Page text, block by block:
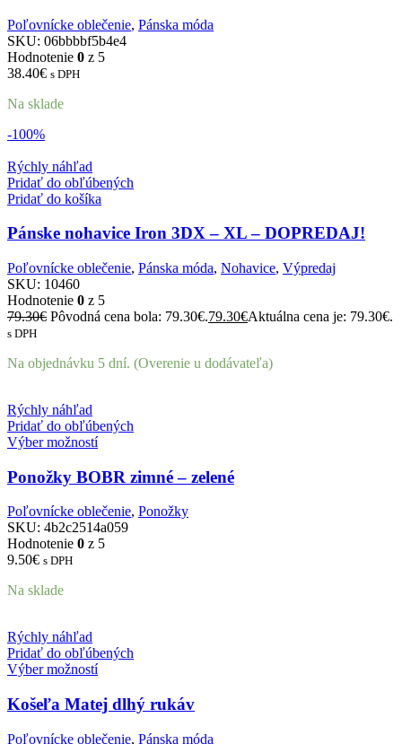
Poľovnícke oblečenie, Pánska móda
SKU: 06bbbbf5b4e4
Hodnotenie 0 z 5
38.40€ s DPH
Na sklade
-100%
Rýchly náhľad
Pridať do obľúbených
Pridať do košíka
Pánske nohavice Iron 3DX – XL – DOPREDAJ!
Poľovnícke oblečenie, Pánska móda, Nohavice, Výpredaj
SKU: 10460
Hodnotenie 0 z 5
79.30€ Pôvodná cena bola: 79.30€.79.30€Aktuálna cena je: 79.30€.
s DPH
Na objednávku 5 dní. (Overenie u dodávateľa)
Rýchly náhľad
Pridať do obľúbených
Výber možností
Ponožky BOBR zimné – zelené
Poľovnícke oblečenie, Ponožky
SKU: 4b2c2514a059
Hodnotenie 0 z 5
9.50€ s DPH
Na sklade
Rýchly náhľad
Pridať do obľúbených
Výber možností
Košeľa Matej dlhý rukáv
Poľovnícke oblečenie, Pánska móda